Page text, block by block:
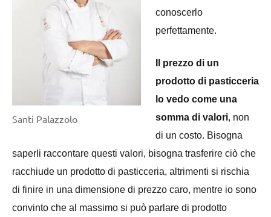
Santi Palazzolo
conoscerlo
perfettamente.
Il prezzo di un
prodotto di pasticceria
lo vedo come una
somma di valori, non
di un costo. Bisogna
saperli raccontare questi valori, bisogna trasferire ciò che
racchiude un prodotto di pasticceria, altrimenti si rischia
di finire in una dimensione di prezzo caro, mentre io sono
convinto che al massimo si può parlare di prodotto